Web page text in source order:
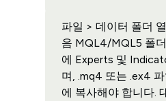
파일 > 데이터 폴더
음 MQL4/MQL5 폴
에 Experts 및
며, .mq4 또는 .ex4
에 복사해야 합니다.